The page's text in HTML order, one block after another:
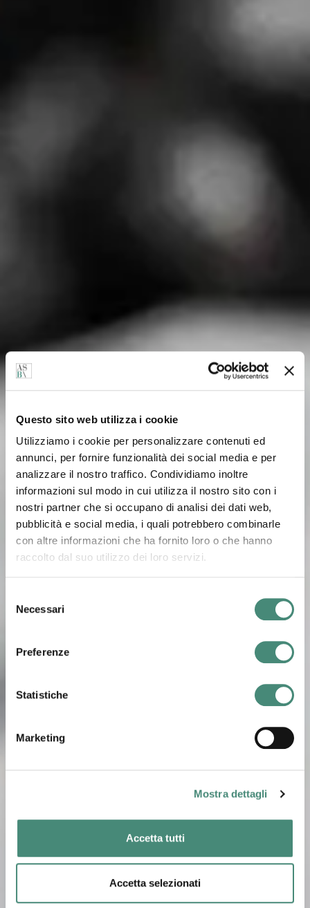
Questo sito web utilizza i cookie
Utilizziamo i cookie per personalizzare contenuti ed
annunci, per fornire funzionalità dei social media e per
analizzare il nostro traffico. Condividiamo inoltre
informazioni sul modo in cui utilizza il nostro sito con i
nostri partner che si occupano di analisi dei dati web,
pubblicità e social media, i quali potrebbero combinarle
con altre informazioni che ha fornito loro o che hanno
raccolto dal suo utilizzo dei loro servizi.
delNecessari
Preferenze
Statistiche
Marketing
Mostra dettagli
Accetta tutti
Accetta selezionati